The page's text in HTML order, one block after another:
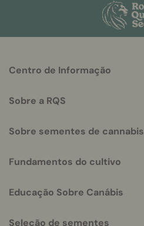
helpful
Centro de Informação
Sobre a RQS
Sobre sementes de cannabis
Fundamentos do cultivo
Educação Sobre Canábis
Seleção de sementes